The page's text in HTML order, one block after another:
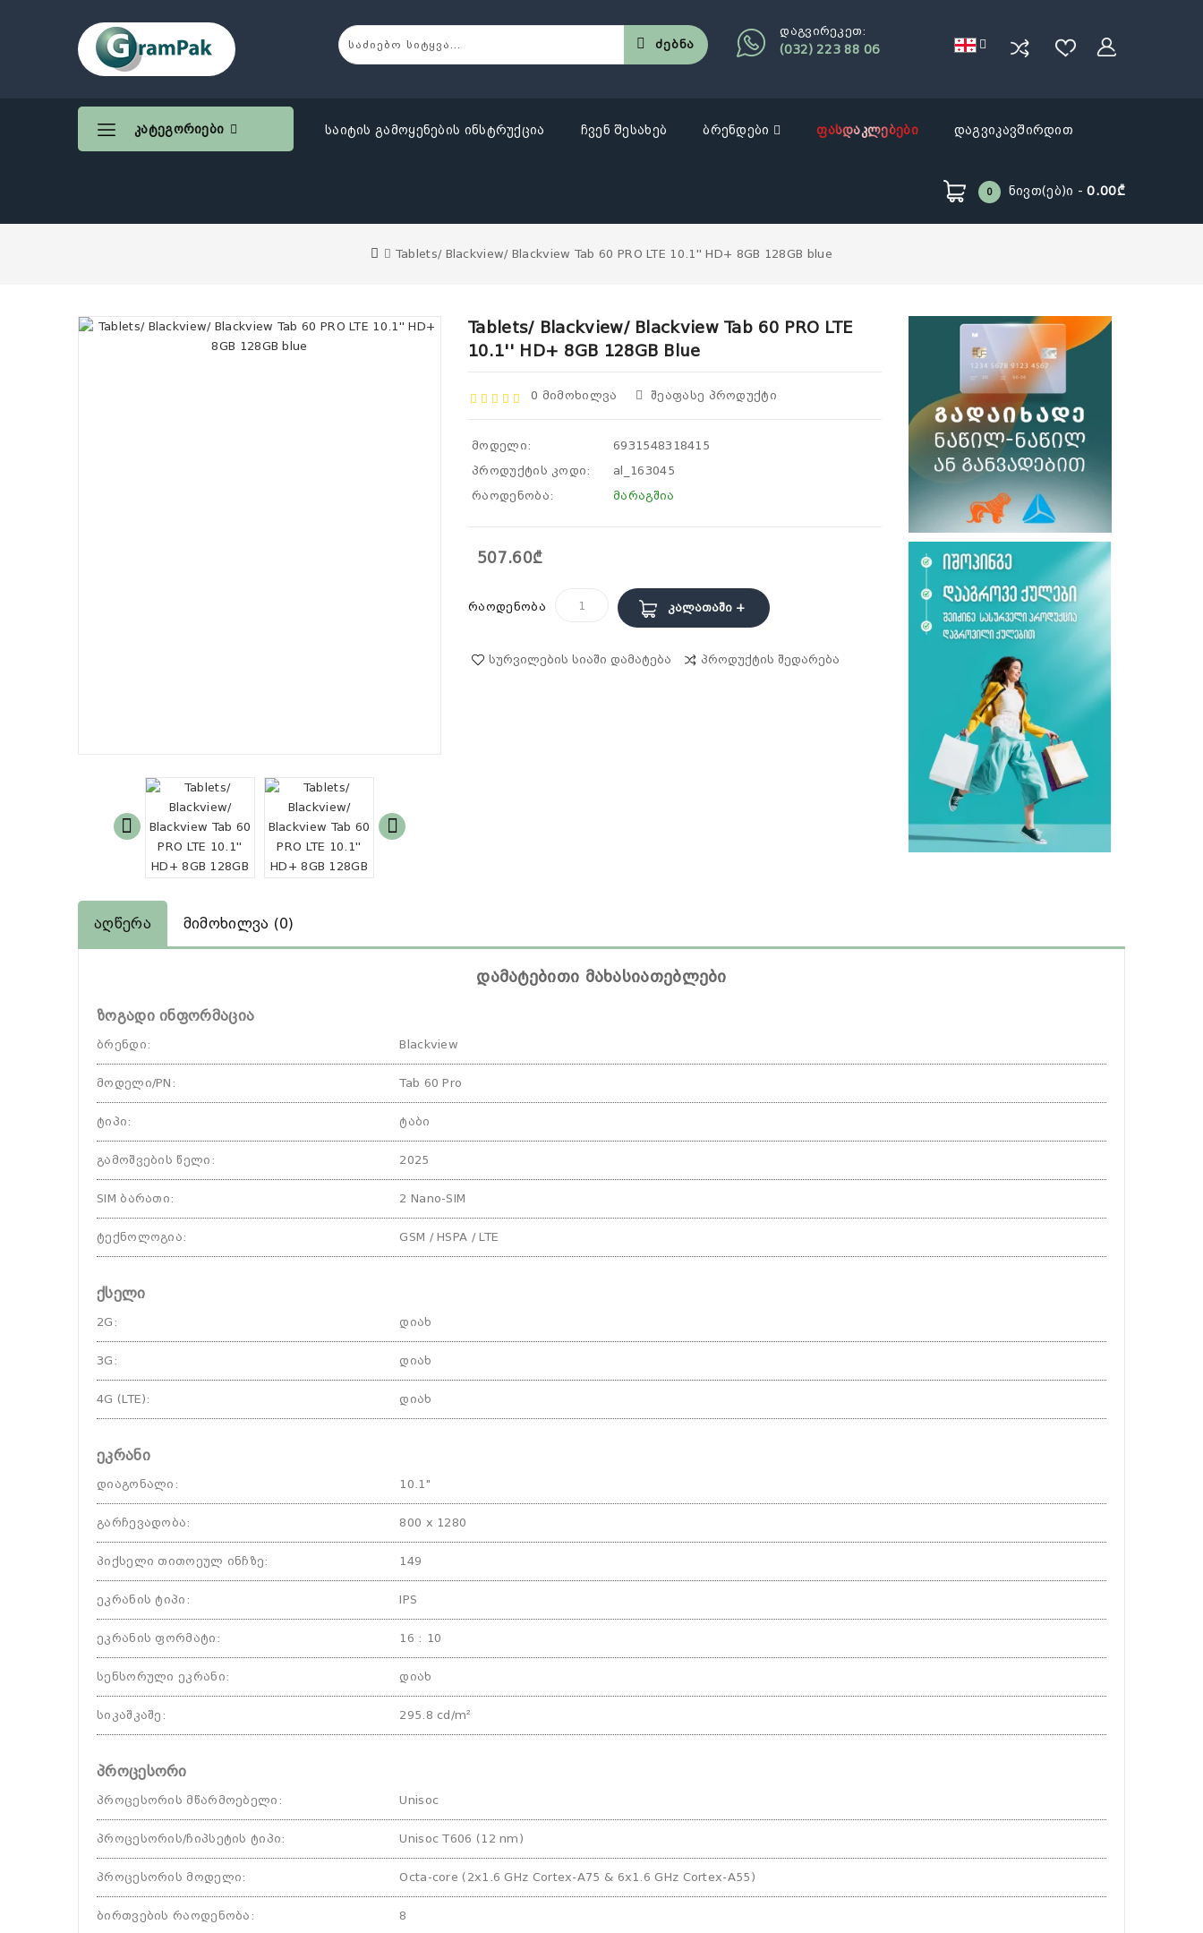
დაგვირეკეთ:
(032) 223 88 06
Ძებნა
Კატეგორიები საიტის გამოყენების ინსტრუქცია ჩვენ შესახებ ბრენდები ფასდაკლებები დაგვიკავშირდით
0 Ნივთ(ებ)ი -0.00₾
Tablets/ Blackview/ Blackview Tab 60 PRO LTE 10.1'' HD+ 8GB 128GB blue
Tablets/ Blackview/ Blackview Tab 60 PRO LTE
10.1'' HD+ 8GB 128GB Blue
0 Მიმოხილვა Შეაფასე Პროდუქტი
მოდელი:
6931548318415
პროდუქტის კოდი:
al_163045
რაოდენობა:
მარაგშია
507.60₾
რაოდენობა Კალათაში +
Სურვილების Სიაში Დამატება Პროდუქტის Შედარება
Აღწერა Მიმოხილვა (0)
დამატებითი მახასიათებლები
ზოგადი ინფორმაცია
ბრენდი: Blackview
მოდელი/PN : Tab 60 Pro
ტიპი: ტაბი
გამოშვების წელი : 2025
SIM ბარათი: 2 Nano-SIM
ტექნოლოგია: GSM / HSPA / LTE
ქსელი
2G : დიახ
3G : დიახ
4G (LTE): დიახ
ეკრანი
დიაგონალი : 10.1"
გარჩევადობა: 800 x 1280
პიქსელი თითოეულ ინჩზე: 149
ეკრანის ტიპი : IPS
ეკრანის ფორმატი : 16 : 10
სენსორული ეკრანი: დიახ
სიკაშკაშე : 295.8 cd/m²
პროცესორი
პროცესორის მწარმოებელი : Unisoc
პროცესორის/ჩიპსეტის ტიპი: Unisoc T606 (12 nm)
პროცესორის მოდელი: Octa-core (2x1.6 GHz Cortex-A75 & 6x1.6 GHz Cortex-A55)
ბირთვების რაოდენობა : 8